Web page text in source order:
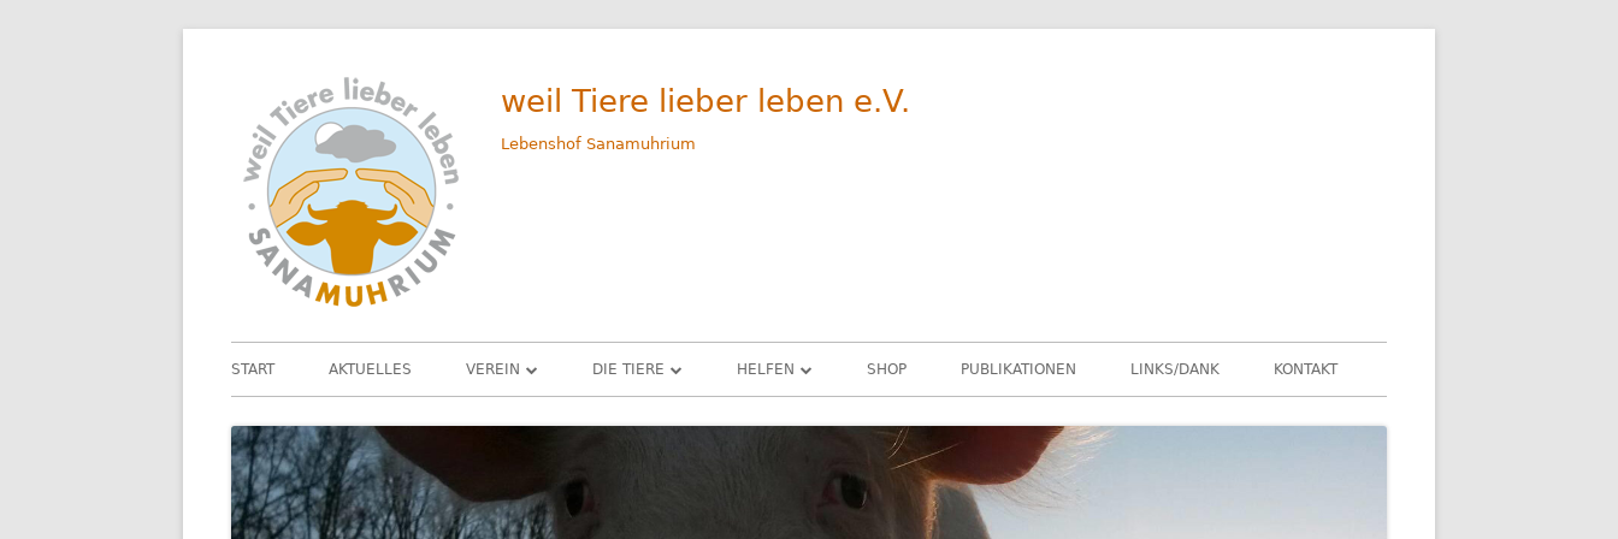
weil Tiere lieber leben e.V.
Lebenshof Sanamuhrium
Primäres
Menü
START AKTUELLES VEREIN
SATZUNG
DIE TIERE HELFEN SHOP PUBLIKATIONEN LINKS/DANK KONTAKT